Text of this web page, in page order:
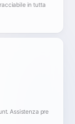
in tutta
Assistenza pre